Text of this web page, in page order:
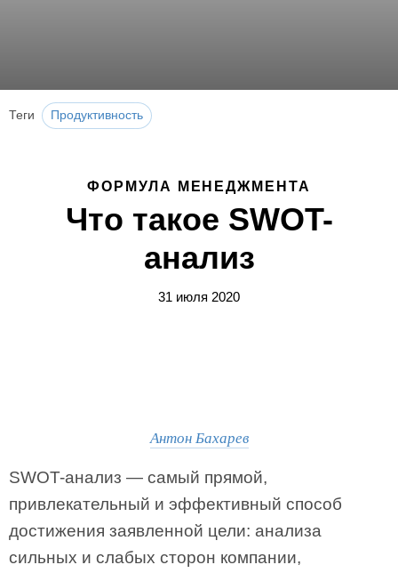
Теги Продуктивность
ФОРМУЛА МЕНЕДЖМЕНТА
Что такое SWOT-
анализ
31 июля 2020
Антон Бахарев
SWOT-анализ — самый прямой,
привлекательный и эффективный способ
достижения заявленной цели: анализа
сильных и слабых сторон компании,